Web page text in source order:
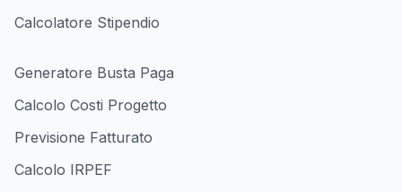
Calcolatore Stipendio
Generatore Busta Paga
Calcolo Costi Progetto
Previsione Fatturato
Calcolo IRPEF